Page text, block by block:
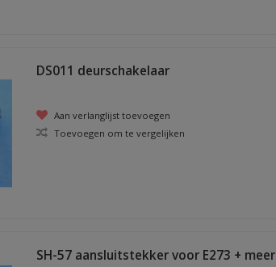
DS011 deurschakelaar
Aan verlanglijst toevoegen
Toevoegen om te vergelijken
SH-57 aansluitstekker voor E273 + meer